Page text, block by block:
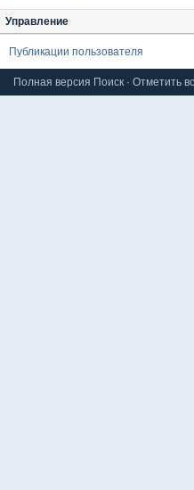
Управление
Публикации пользователя
Полная версия Поиск· Отметить